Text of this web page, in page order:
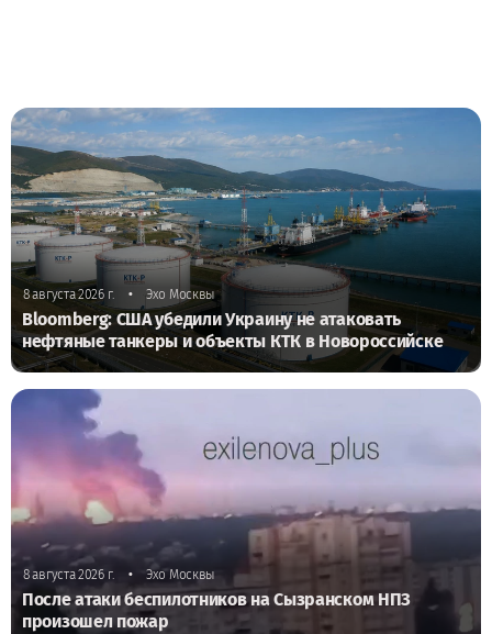
8 августа 2026 г. • Эхо Москвы
Bloomberg: США убедили Украину не атаковать
нефтяные танкеры и объекты КТК в Новороссийске
8 августа 2026 г. • Эхо Москвы
После атаки беспилотников на Сызранском НПЗ
произошел пожар